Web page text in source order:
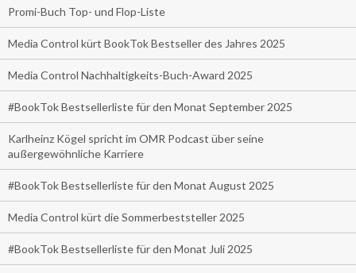
Promi-Buch Top- und Flop-Liste
Media Control kürt BookTok Bestseller des Jahres 2025
Media Control Nachhaltigkeits-Buch-Award 2025
#BookTok Bestsellerliste für den Monat September 2025
Karlheinz Kögel spricht im OMR Podcast über seine
außergewöhnliche Karriere
#BookTok Bestsellerliste für den Monat August 2025
Media Control kürt die Sommerbeststeller 2025
#BookTok Bestsellerliste für den Monat Juli 2025